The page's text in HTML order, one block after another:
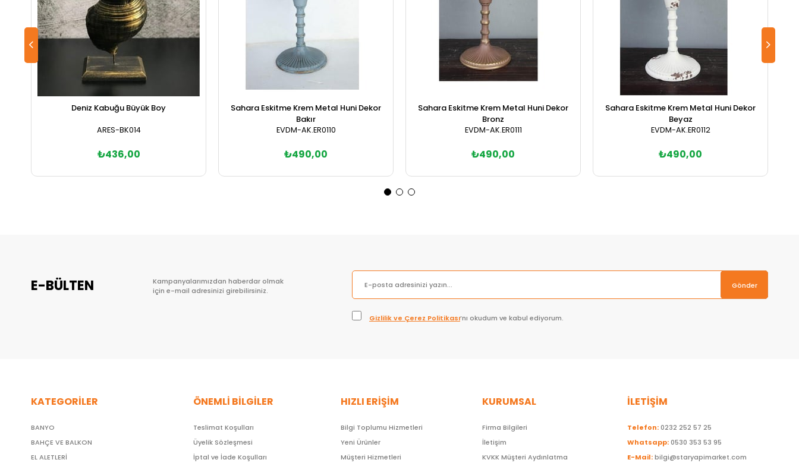
Deniz Kabuğu Büyük Boy
ARES-BK014
₺436,00
Sahara Eskitme Krem Metal Huni Dekor
Bakır
EVDM-AK.ER0110
₺490,00
Sahara Eskitme Krem Metal Huni Dekor
Bronz
EVDM-AK.ER0111
₺490,00
Sahara Eskitme Krem Metal Huni Dekor
Beyaz
EVDM-AK.ER0112
₺490,00
E-BÜLTEN
Kampanyalarımızdan haberdar olmak
için e-mail adresinizi girebilirsiniz.
Gönder
Gizlilik ve Çerez Politikası’nı okudum ve kabul ediyorum.
KATEGORİLER
BANYO
BAHÇE VE BALKON
EL ALETLERİ
ÖNEMLİ BİLGİLER
Teslimat Koşulları
Üyelik Sözleşmesi
İptal ve İade Koşulları
HIZLI ERİŞİM
Bilgi Toplumu Hizmetleri
Yeni Ürünler
Müşteri Hizmetleri
KURUMSAL
Firma Bilgileri
İletişim
KVKK Müşteri Aydınlatma
İLETİŞİM
Telefon:0232 252 57 25
Whatsapp:0530 353 53 95
E-Mail:bilgi@staryapimarket.com